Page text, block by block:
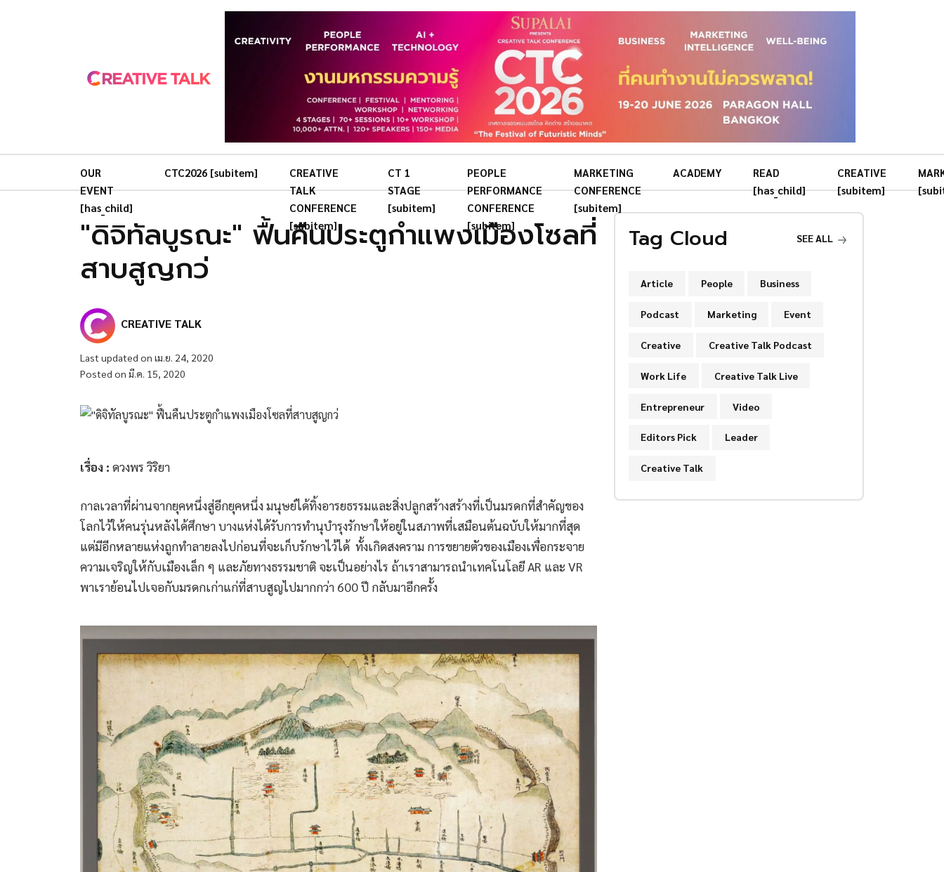
OUR
EVENT
[has_child]
CTC2026 [subitem]
CREATIVE
TALK
CONFERENCE
[subitem]
CT 1
STAGE
[subitem]
PEOPLE
PERFORMANCE
CONFERENCE
[subitem]
MARKETING
CONFERENCE
[subitem]
ACADEMY
READ
[has_child]
CREATIVE
[subitem]
"ดิจิทัลบูรณะ" ฟื้นคืนประตูกำแพงเมืองโซลที่
สาบสูญกว่
CREATIVE TALK
Last updated on เม.ย. 24, 2020
Posted on มี.ค. 15, 2020
เรื่อง : ดวงพร วิริยา
กาลเวลาที่ผ่านจากยุคหนึ่งสู่อีกยุคหนึ่ง มนุษย์ได้ทิ้งอารยธรรมและสิ่งปลูกสร้างสร้างที่เป็นมรดกที่สำคัญของ
โลกไว้ให้คนรุ่นหลังได้ศึกษา บางแห่งได้รับการทำนุบำรุงรักษาให้อยู่ในสภาพที่เสมือนต้นฉบับให้มากที่สุด
แต่มีอีกหลายแห่งถูกทำลายลงไปก่อนที่จะเก็บรักษาไว้ได้ ทั้งเกิดสงคราม การขยายตัวของเมืองเพื่อกระจาย
ความเจริญให้กับเมืองเล็ก ๆ และภัยทางธรรมชาติ จะเป็นอย่างไร ถ้าเราสามารถนำเทคโนโลยี AR และ VR
พาเราย้อนไปเจอกับมรดกเก่าแก่ที่สาบสูญไปมากกว่า 600 ปี กลับมาอีกครั้ง
Tag Cloud SEE ALL
Article People Business
Podcast Marketing Event
Creative Creative Talk Podcast
Work Life Creative Talk Live
Entrepreneur Video
Editors Pick Leader
Creative Talk